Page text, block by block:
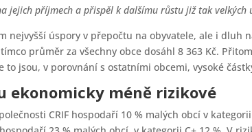
jejich příjmech a přispěl k dalšímu růstu již tak velkých
nejvyšší úspory v přepočtu na obyvatele, ale i dluh
průměr za všechny obce dosáhl 8 363 Kč.
to jsou, v porovnání s ostatními obcemi, vysoké
ekonomicky méně rizikové
CRIF hospodaří 10 % malých obcí v